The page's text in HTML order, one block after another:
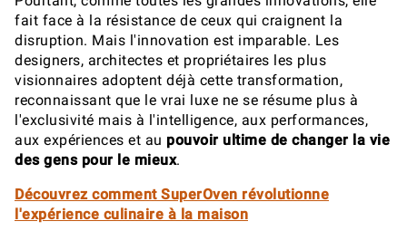
fait face à la résistance de ceux qui craignent la
disruption. Mais l'innovation est imparable. Les
designers, architectes et propriétaires les plus
visionnaires adoptent déjà cette transformation,
reconnaissant que le vrai luxe ne se résume plus à
l'exclusivité mais à l'intelligence, aux performances,
aux expériences et au pouvoir ultime de changer la vie
des gens pour le mieux.
Découvrez comment SuperOven révolutionne
l'expérience culinaire à la maison